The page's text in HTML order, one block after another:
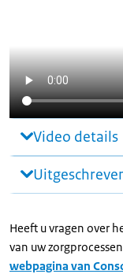
Video details
Heeft u vragen over
van uw
webpagina van